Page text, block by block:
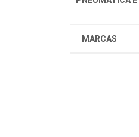
MARCAS